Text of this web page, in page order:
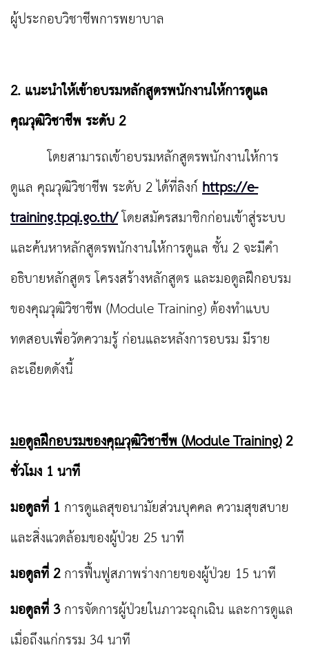
ผู้ประกอบวิชาชีพการพยาบาล
2. แนะนำให้เข้าอบรมหลักสูตรพนักงานให้การดูแล
คุณวุฒิวิชาชีพ ระดับ 2
โดยสามารถเข้าอบรมหลักสูตรพนักงานให้การ
ดูแล คุณวุฒิวิชาชีพ ระดับ 2 ได้ที่ลิงก์https://e-
training.tpqi.go.th/โดยสมัครสมาชิกก่อนเข้าสู่ระบบ
และค้นหาหลักสูตรพนักงานให้การดูแล ชั้น 2 จะมีคำ
อธิบายหลักสูตร โครงสร้างหลักสูตร และมอดูลฝึกอบรม
ของคุณวุฒิวิชาชีพ (Module Training) ต้องทำแบบ
ทดสอบเพื่อวัดความรู้ ก่อนและหลังการอบรม มีราย
ละเอียดดังนี้
มอดูลฝึกอบรมของคุณวุฒิวิชาชีพ (Module Training)2
ชั่วโมง 1 นาที
มอดูลที่ 1การดูแลสุขอนามัยส่วนบุคคล ความสุขสบาย
และสิ่งแวดล้อมของผู้ป่วย 25 นาที
มอดูลที่ 2การฟื้นฟูสภาพร่างกายของผู้ป่วย 15 นาที
มอดูลที่ 3การจัดการผู้ป่วยในภาวะฉุกเฉิน และการดูแล
เมื่อถึงแก่กรรม 34 นาที